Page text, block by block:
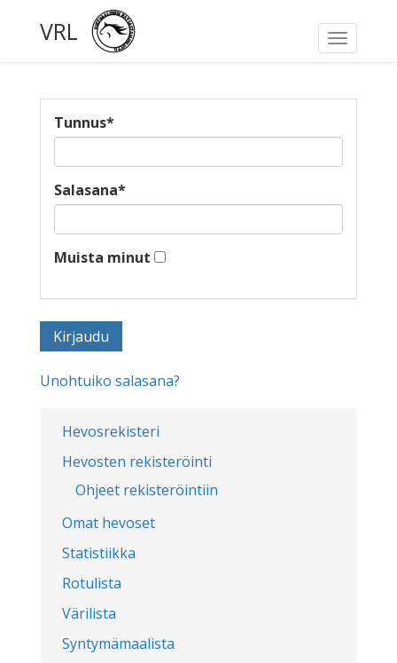
Toggle
VRL
Hevosrekisteri
Hevosten rekisteröinti
Ohjeet rekisteröintiin
Omat hevoset
Statistiikka
Rotulista
Värilista
Syntymämaalista
Tunnus*
Salasana*
Muista minut
Unohtuiko salasana?